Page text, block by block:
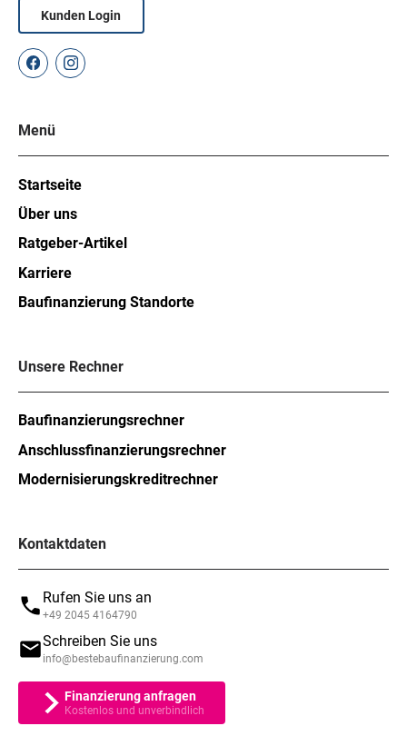
Kunden Login
Menü
Startseite
Über uns
Ratgeber-Artikel
Karriere
Baufinanzierung Standorte
Unsere Rechner
Baufinanzierungsrechner
Anschlussfinanzierungsrechner
Modernisierungskreditrechner
Kontaktdaten
Rufen Sie uns an
+49 2045 4164790
Schreiben Sie uns
info@bestebaufinanzierung.com
Finanzierung anfragen
Kostenlos und unverbindlich